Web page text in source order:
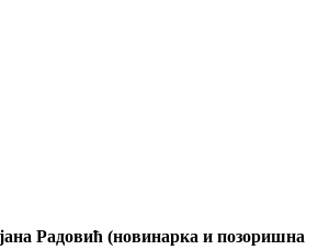
Радовић (новинарка и позоришна